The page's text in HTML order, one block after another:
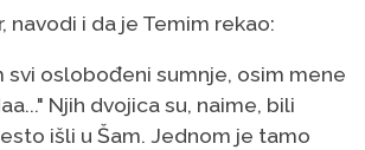
navodi i da je Temim rekao:
svi oslobođeni sumnje, osim mene
Njih dvojica su, naime, bili
išli u Šam. Jednom je tamo